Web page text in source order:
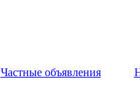
Частные объявления